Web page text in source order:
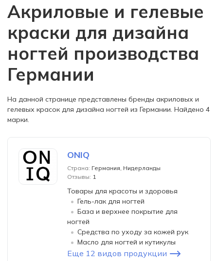
Акриловые и гелевые
краски для дизайна
ногтей производства
Германии
На данной странице представлены бренды акриловых и
гелевых красок для дизайна ногтей из Германии. Найдено 4
марки.
ONIQ
Страна: Германия, Нидерланды
Отзывы: 1
Товары для красоты и здоровья
Гель-лак для ногтей
База и верхнее покрытие для
ногтей
Средства по уходу за кожей рук
Масло для ногтей и кутикулы
Еще 12 видов продукции